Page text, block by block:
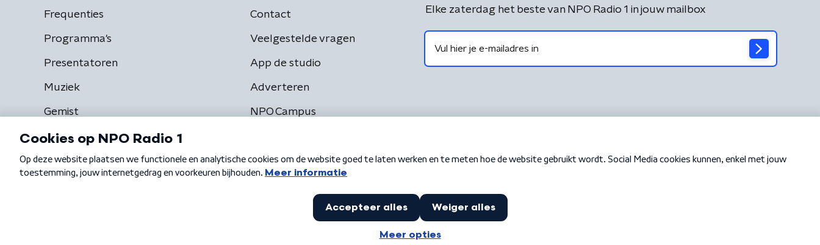
Frequenties
Programma's
Presentatoren
Muziek
Gemist
Contact
Veelgestelde vragen
App de studio
Adverteren
NPO Campus
Elke zaterdag het beste van NPO Radio 1 in jouw mailbox
Algemene voorwaarden Privacybeleid